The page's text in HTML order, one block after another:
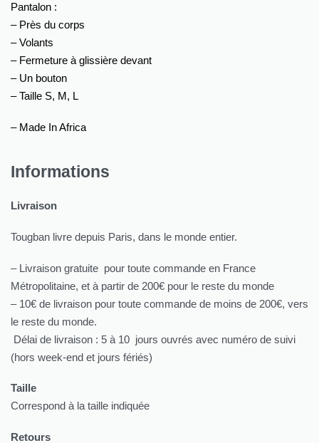
Pantalon :
– Près du corps
– Volants
– Fermeture à glissière devant
– Un bouton
– Taille S, M, L
– Made In Africa
Informations
Livraison
Tougban livre depuis Paris, dans le monde entier.
– Livraison gratuite pour toute commande en France
Métropolitaine, et à partir de 200€ pour le reste du monde
– 10€ de livraison pour toute commande de moins de 200€, vers
le reste du monde.
Délai de livraison : 5 à 10 jours ouvrés avec numéro de suivi
(hors week-end et jours fériés)
Taille
Correspond à la taille indiquée
Retours